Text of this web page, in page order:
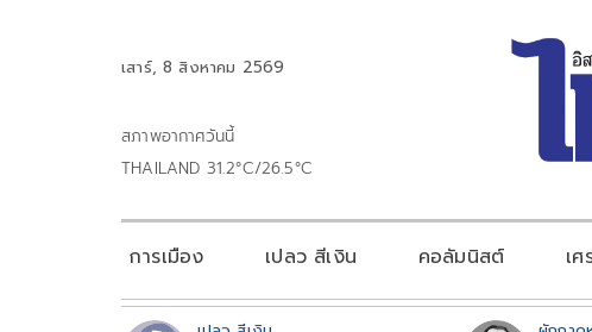
เสาร์, 8 สิงหาคม 2569
สภาพอากาศวันนี้
THAILAND 31.2°C/26.5°C
การเมือง เปลว สีเงิน คอลัมนิสต์ เ